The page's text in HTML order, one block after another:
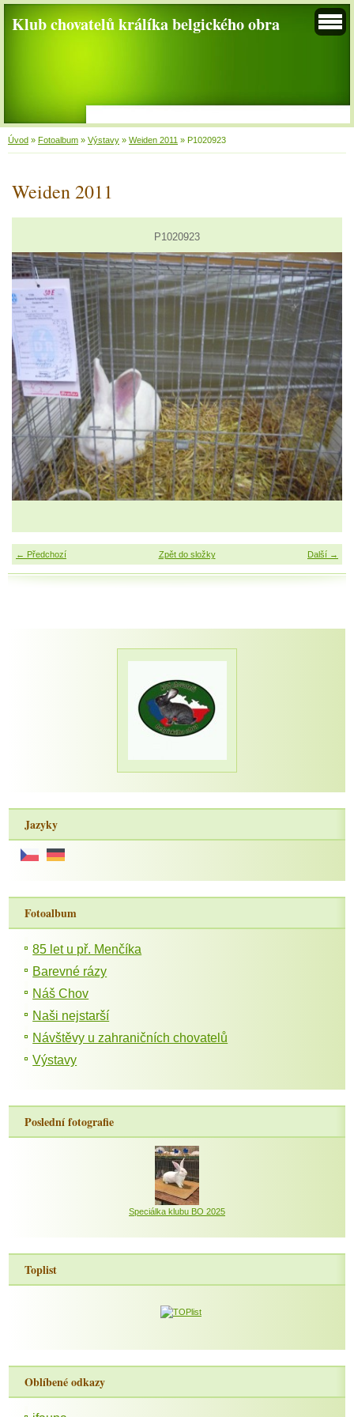
Klub chovatelů králíka belgického obra
Úvod » Fotoalbum » Výstavy » Weiden 2011 » P1020923
Weiden 2011
P1020923
← Předchozí Další →
Zpět do složky
Jazyky
Fotoalbum
85 let u př. Menčíka
Barevné rázy
Náš Chov
Naši nejstarší
Návštěvy u zahraničních chovatelů
Výstavy
Poslední fotografie
Speciálka klubu BO 2025
Toplist
Oblíbené odkazy